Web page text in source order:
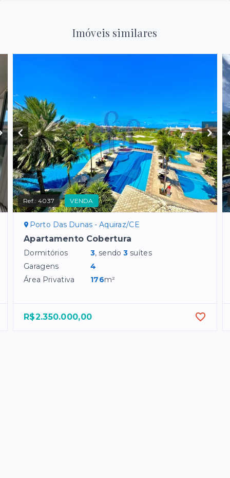
Imóveis similares
Ref.:4037 VENDA
Porto Das Dunas - Aquiraz/CE
Apartamento Cobertura
Dormitórios 3, sendo3 suítes
Garagens
4
Área Privativa
176m²
R$2.350.000,00